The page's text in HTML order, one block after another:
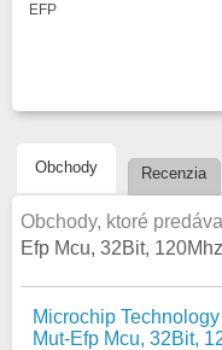
EFP
Obchody Recenzia
Obchody, ktoré
Efp Mcu, 32Bit,
Microchip
Mut-Efp Mcu, 32Bit,